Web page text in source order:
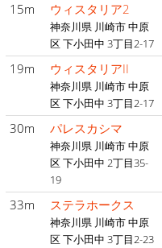
15m
ウィスタリア2
神奈川県 川崎市 中原
区 下小田中 3丁目2-17
19m ウィスタリアII
神奈川県 川崎市 中原
区 下小田中 3丁目2-17
30m パレスカシマ
神奈川県 川崎市 中原
区 下小田中 2丁目35-
19
33m ステラホークス
神奈川県 川崎市 中原
区 下小田中 3丁目2-23